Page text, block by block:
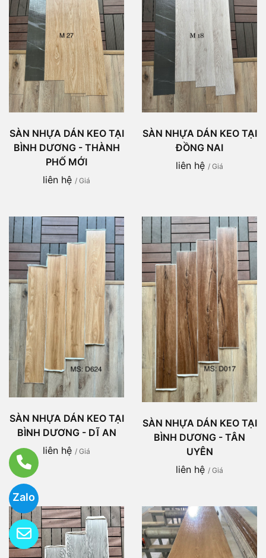
Zalo
SÀN NHỰA DÁN KEO TẠI
BÌNH DƯƠNG - THÀNH
PHỐ MỚI
liên hệ / Giá
SÀN NHỰA DÁN KEO TẠI
ĐỒNG NAI
liên hệ / Giá
SÀN NHỰA DÁN KEO TẠI
BÌNH DƯƠNG - DĨ AN
liên hệ / Giá
SÀN NHỰA DÁN KEO TẠI
BÌNH DƯƠNG - TÂN
UYÊN
liên hệ / Giá